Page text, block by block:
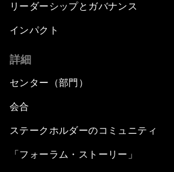
リーダーシップとガバナンス
インパクト
詳細
センター（部門）
会合
ステークホルダーのコミュニティ
「フォーラム・ストーリー」